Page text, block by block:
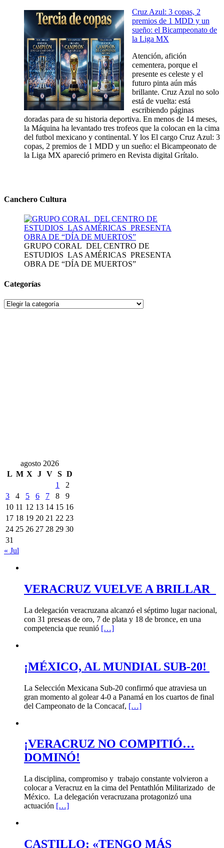
Cruz Azul: 3 copas, 2
premios de 1 MDD y un
sueño: el Bicampeonato de
la Liga MX
Atención, afición
cementera, porque el
presente es celeste y el
futuro pinta aún más
brillante. Cruz Azul no solo
está de vuelta: está
escribiendo páginas
doradas para de su historia deportiva. En menos de 14 meses,
la Máquina ha levantado tres trofeos que la colocan en la cima
del futbol mexicano y continental. Y los El cargo Cruz Azul: 3
copas, 2 premios de 1 MDD y un sueño: el Bicampeonato de
la Liga MX apareció primero en Revista digital Grítalo.
Canchero Cultura
GRUPO CORAL DEL CENTRO DE
ESTUDIOS LAS AMÉRICAS PRESENTA
OBRA DE “DÍA DE MUERTOS”
Categorías
Categorías
agosto 2026
L M X J V S D
1
2
3
4 5 6 7 8
9
10 11 12 13 14 15 16
17 18 19 20 21 22 23
24 25 26 27 28 29 30
31
« Jul
VERACRUZ VUELVE A BRILLAR
La delegación veracruzana alcanzó el séptimo lugar nacional,
con 31 preseas de oro, 7 de plata y 18 de bronce, en una
competencia que reunió […]
¡MÉXICO, AL MUNDIAL SUB-20!
La Selección Mexicana Sub-20 confirmó que atraviesa un
gran momento al golear 4-0 a Panamá en los cuartos de final
del Campeonato de la Concacaf, […]
¡VERACRUZ NO COMPITIÓ…
DOMINÓ!
La disciplina, compromiso y trabajo constante volvieron a
colocar a Veracruz en la cima del Pentathlón Militarizado de
México. La delegación veracruzana protagonizó una
actuación […]
CASTILLO: «TENGO MÁS